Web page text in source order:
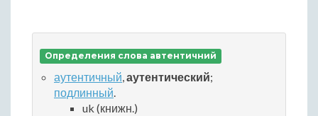
Определения слова автентичний
аутентичный,аутентический;
подлинный.
uk (книжн.)